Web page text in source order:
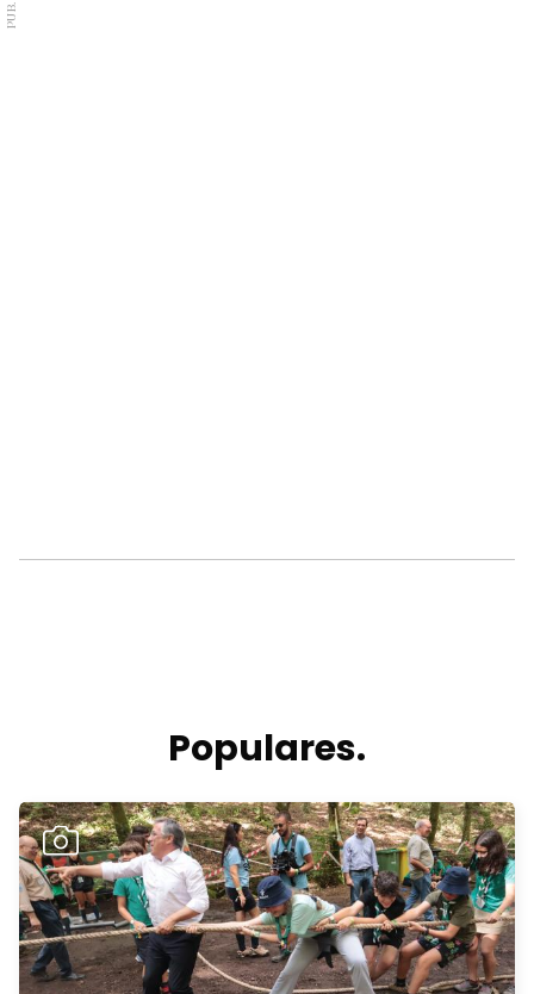
PUB.
Populares.